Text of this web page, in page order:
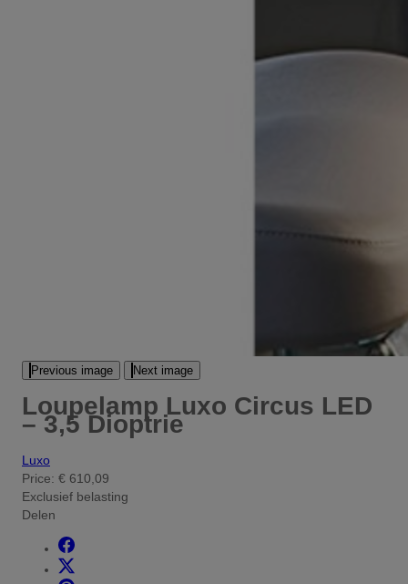
Previous image Next image
Loupelamp Luxo Circus LED
– 3,5 Dioptrie
Luxo
Price: € 610,09
Exclusief belasting
Delen